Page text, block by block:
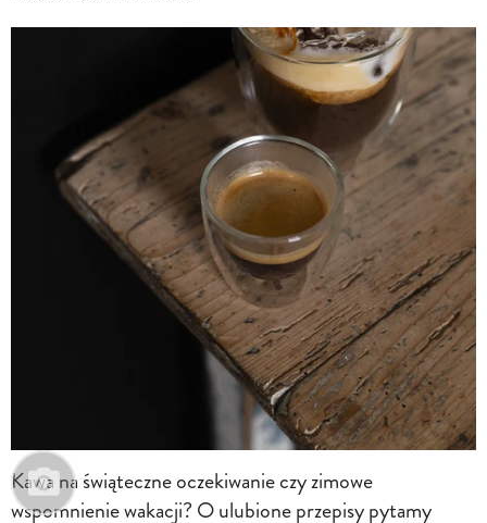
Kawa na świąteczne oczekiwanie czy zimowe
wspomnienie wakacji? O ulubione przepisy pytamy